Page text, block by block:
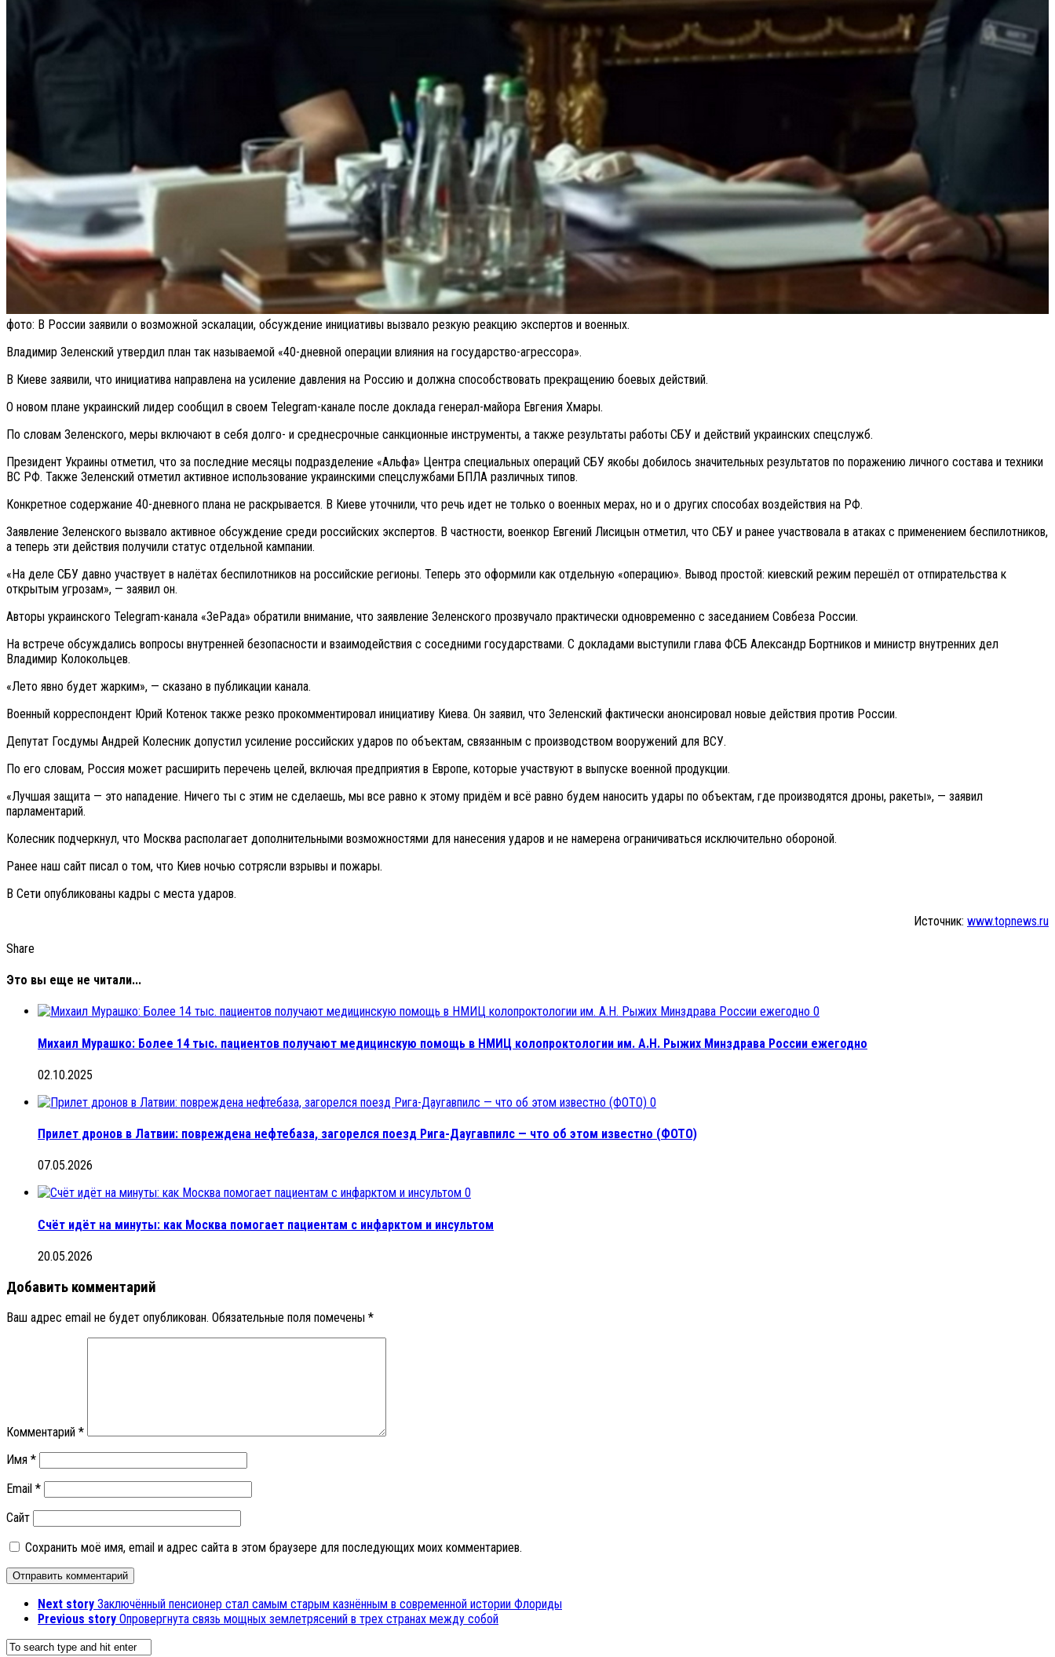
фото: В России заявили о возможной эскалации, обсуждение инициативы вызвало резкую реакцию экспертов и военных.
Владимир Зеленский утвердил план так называемой «40-дневной операции влияния на государство-агрессора».
В Киеве заявили, что инициатива направлена на усиление давления на Россию и должна способствовать прекращению боевых действий.
О новом плане украинский лидер сообщил в своем Telegram-канале после доклада генерал-майора Евгения Хмары.
По словам Зеленского, меры включают в себя долго- и среднесрочные санкционные инструменты, а также результаты работы СБУ и действий украинских спецслужб.
Президент Украины отметил, что за последние месяцы подразделение «Альфа» Центра специальных операций СБУ якобы добилось значительных результатов по поражению личного состава и техники
ВС РФ. Также Зеленский отметил активное использование украинскими спецслужбами БПЛА различных типов.
Конкретное содержание 40-дневного плана не раскрывается. В Киеве уточнили, что речь идет не только о военных мерах, но и о других способах воздействия на РФ.
Заявление Зеленского вызвало активное обсуждение среди российских экспертов. В частности, военкор Евгений Лисицын отметил, что СБУ и ранее участвовала в атаках с применением беспилотников,
а теперь эти действия получили статус отдельной кампании.
«На деле СБУ давно участвует в налётах беспилотников на российские регионы. Теперь это оформили как отдельную «операцию». Вывод простой: киевский режим перешёл от отпирательства к
открытым угрозам», — заявил он.
Авторы украинского Telegram-канала «ЗеРада» обратили внимание, что заявление Зеленского прозвучало практически одновременно с заседанием Совбеза России.
На встрече обсуждались вопросы внутренней безопасности и взаимодействия с соседними государствами. С докладами выступили глава ФСБ Александр Бортников и министр внутренних дел
Владимир Колокольцев.
«Лето явно будет жарким», — сказано в публикации канала.
Военный корреспондент Юрий Котенок также резко прокомментировал инициативу Киева. Он заявил, что Зеленский фактически анонсировал новые действия против России.
Депутат Госдумы Андрей Колесник допустил усиление российских ударов по объектам, связанным с производством вооружений для ВСУ.
По его словам, Россия может расширить перечень целей, включая предприятия в Европе, которые участвуют в выпуске военной продукции.
«Лучшая защита — это нападение. Ничего ты с этим не сделаешь, мы все равно к этому придём и всё равно будем наносить удары по объектам, где производятся дроны, ракеты», — заявил
парламентарий.
Колесник подчеркнул, что Москва располагает дополнительными возможностями для нанесения ударов и не намерена ограничиваться исключительно обороной.
Ранее наш сайт писал о том, что Киев ночью сотрясли взрывы и пожары.
В Сети опубликованы кадры с места ударов.
Источник: www.topnews.ru
Share
Это вы еще не читали...
0
Михаил Мурашко: Более 14 тыс. пациентов получают медицинскую помощь в НМИЦ колопроктологии им. А.Н. Рыжих Минздрава России ежегодно
02.10.2025
0
Прилет дронов в Латвии: повреждена нефтебаза, загорелся поезд Рига-Даугавпилс — что об этом известно (ФОТО)
07.05.2026
0
Счёт идёт на минуты: как Москва помогает пациентам с инфарктом и инсультом
20.05.2026
Добавить комментарий
Ваш адрес email не будет опубликован. Обязательные поля помечены *
Комментарий *
Имя *
Email *
Сайт
Сохранить моё имя, email и адрес сайта в этом браузере для последующих моих комментариев.
Next story Заключённый пенсионер стал самым старым казнённым в современной истории Флориды
Previous story Опровергнута связь мощных землетрясений в трех странах между собой